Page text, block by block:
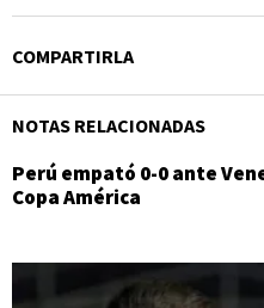
COMPARTIRLA
NOTAS RELACIONADAS
Perú empató 0-0 ante
Copa América